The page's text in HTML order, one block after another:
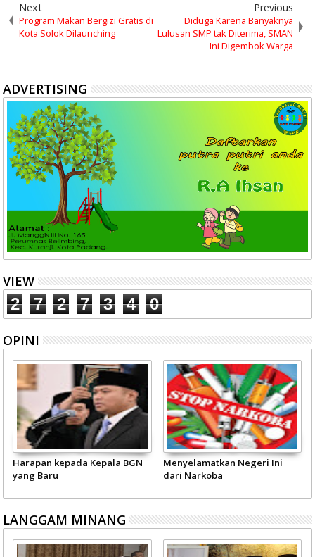
Next
Program Makan Bergizi Gratis di
Kota Solok Dilaunching
Previous
Diduga Karena Banyaknya
Lulusan SMP tak Diterima, SMAN
Ini Digembok Warga
ADVERTISING
VIEW
2 7 2 7 3 4 0
OPINI
Harapan kepada Kepala BGN
yang Baru
Menyelamatkan Negeri Ini
dari Narkoba
LANGGAM MINANG